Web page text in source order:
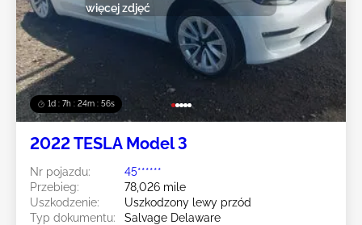
1d : 7h : 24m : 54s
więcej zdjęć
2022 TESLA Model 3
Nr pojazdu:
45******
Przebieg:
78,026 mile
Uszkodzenie:
Uszkodzony lewy przód
Typ dokumentu:
Salvage Delaware